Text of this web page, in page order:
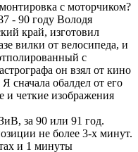
с моторчиком?
- 90 году Володя
край, изготовил
вилки от велосипеда, и
с
он взял от кино
сначала обалдел от его
и четкие изображения
за 90 или 91 год.
не более 3-х минут.
и 1 минуты